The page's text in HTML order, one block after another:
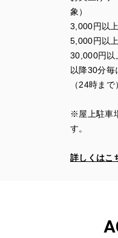
象）
3 000円以
5 000円以
30 ,000円以
以降30分毎
（24時まで
※屋上駐車
す。
詳しくはこ